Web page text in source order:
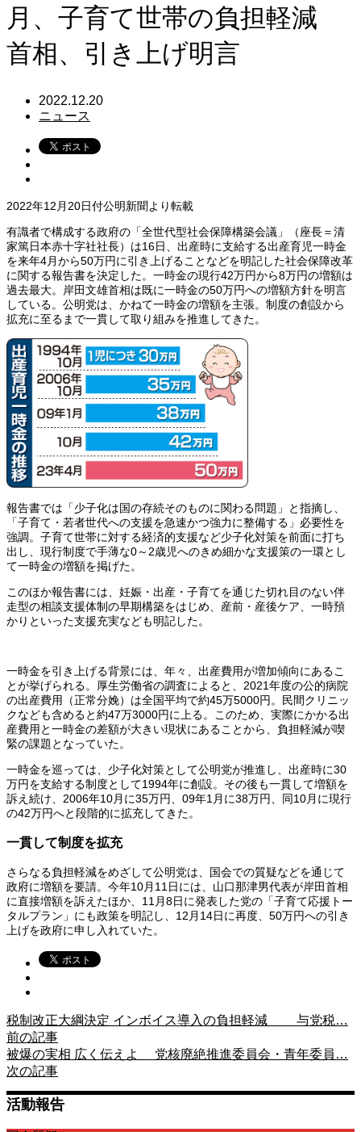
月、子育て世帯の負担軽減
首相、引き上げ明言
2022.12.20
ニュース
2022年12月20日付公明新聞より転載
有識者で構成する政府の「全世代型社会保障構築会議」（座長＝清
家篤日本赤十字社社長）は16日、出産時に支給する出産育児一時金
を来年4月から50万円に引き上げることなどを明記した社会保障改革
に関する報告書を決定した。一時金の現行42万円から8万円の増額は
過去最大。岸田文雄首相は既に一時金の50万円への増額方針を明言
している。公明党は、かねて一時金の増額を主張。制度の創設から
拡充に至るまで一貫して取り組みを推進してきた。
報告書では「少子化は国の存続そのものに関わる問題」と指摘し、
「子育て・若者世代への支援を急速かつ強力に整備する」必要性を
強調。子育て世帯に対する経済的支援など少子化対策を前面に打ち
出し、現行制度で手薄な0～2歳児へのきめ細かな支援策の一環とし
て一時金の増額を掲げた。
このほか報告書には、妊娠・出産・子育てを通じた切れ目のない伴
走型の相談支援体制の早期構築をはじめ、産前・産後ケア、一時預
かりといった支援充実なども明記した。
一時金を引き上げる背景には、年々、出産費用が増加傾向にあるこ
とが挙げられる。厚生労働省の調査によると、2021年度の公的病院
の出産費用（正常分娩）は全国平均で約45万5000円。民間クリニッ
クなども含めると約47万3000円に上る。このため、実際にかかる出
産費用と一時金の差額が大きい現状にあることから、負担軽減が喫
緊の課題となっていた。
一時金を巡っては、少子化対策として公明党が推進し、出産時に30
万円を支給する制度として1994年に創設。その後も一貫して増額を
訴え続け、2006年10月に35万円、09年1月に38万円、同10月に現行
の42万円へと段階的に拡充してきた。
一貫して制度を拡充
さらなる負担軽減をめざして公明党は、国会での質疑などを通じて
政府に増額を要請。今年10月11日には、山口那津男代表が岸田首相
に直接増額を訴えたほか、11月8日に発表した党の「子育て応援トー
タルプラン」にも政策を明記し、12月14日に再度、50万円への引き
上げを政府に申し入れていた。
税制改正大綱決定 インボイス導入の負担軽減 与党税…
前の記事
被爆の実相 広く伝えよ 党核廃絶推進委員会・青年委員…
次の記事
活動報告